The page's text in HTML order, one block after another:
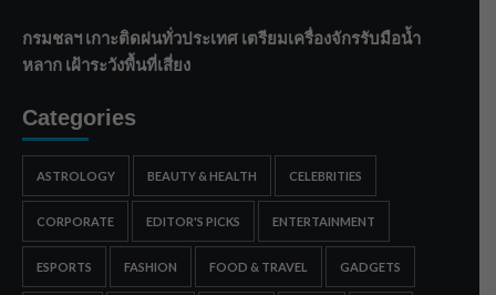
กรมชลฯ เกาะติดฝนทั่วประเทศ เตรียมเครื่องจักรรับมือน้ำ
หลาก เฝ้าระวังพื้นที่เสี่ยง
Categories
ASTROLOGY BEAUTY & HEALTH CELEBRITIES
CORPORATE EDITOR'S PICKS ENTERTAINMENT
ESPORTS FASHION FOOD & TRAVEL GADGETS